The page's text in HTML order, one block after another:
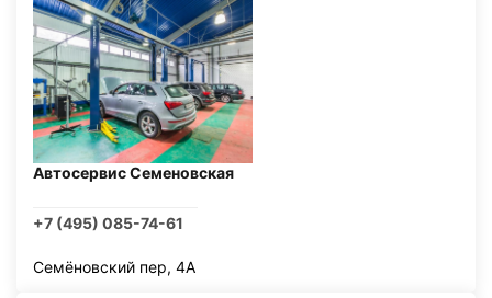
Автосервис Семеновская
+7 (495) 085-74-61
Семёновский пер, 4А